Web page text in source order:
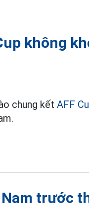
không
chung kếtAFF
trước